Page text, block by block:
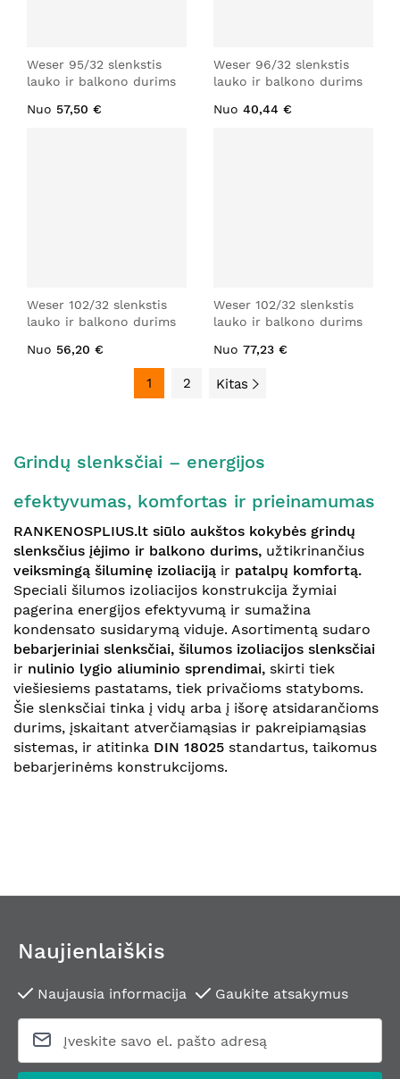
Weser 95/32 slenkstis
lauko ir balkono durims
Nuo 57,50 €
Weser 96/32 slenkstis
lauko ir balkono durims
Nuo 40,44 €
Weser 102/32 slenkstis
lauko ir balkono durims
Nuo 56,20 €
Weser 102/32 slenkstis
lauko ir balkono durims
Nuo 77,23 €
1 2 Kitas
Grindų slenksčiai – energijos
efektyvumas, komfortas ir prieinamumas
RANKENOSPLIUS.lt siūlo aukštos kokybės grindų
slenksčius įėjimo ir balkono durims, užtikrinančius
veiksmingą šiluminę izoliaciją ir patalpų komfortą.
Speciali šilumos izoliacijos konstrukcija žymiai
pagerina energijos efektyvumą ir sumažina
kondensato susidarymą viduje. Asortimentą sudaro
bebarjeriniai slenksčiai, šilumos izoliacijos slenksčiai
ir nulinio lygio aliuminio sprendimai, skirti tiek
viešiesiems pastatams, tiek privačioms statyboms.
Šie slenksčiai tinka į vidų arba į išorę atsidarančioms
durims, įskaitant atverčiamąsias ir pakreipiamąsias
sistemas, ir atitinka DIN 18025 standartus, taikomus
bebarjerinėms konstrukcijoms.
Naujienlaiškis
Naujausia informacija Gaukite atsakymus